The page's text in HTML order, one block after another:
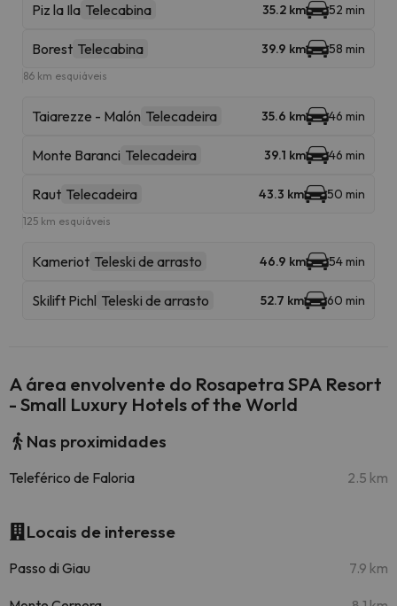
Piz la Ila Telecabina 35.2 km 52 min
Borest Telecabina 39.9 km 58 min
86 km esquiáveis
Taiarezze - Malón Telecadeira 35.6 km 46 min
Monte Baranci Telecadeira 39.1 km 46 min
Raut Telecadeira 43.3 km 50 min
125 km esquiáveis
Kameriot Teleski de arrasto 46.9 km 54 min
Skilift Pichl Teleski de arrasto 52.7 km 60 min
A área envolvente do Rosapetra SPA Resort
- Small Luxury Hotels of the World
Nas proximidades
Teleférico de Faloria 2.5 km
Locais de interesse
Passo di Giau 7.9 km